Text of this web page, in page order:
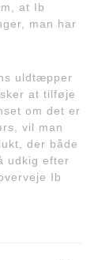
at Ib
man har
uldtæpper
at tilføje
om det er
vil man
der både
udkig efter
Ib